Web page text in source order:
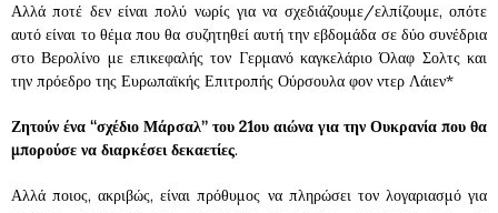
Αλλά ποτέ δεν είναι πολύ νωρίς για να σχεδιάζουμε/ελπίζουμε, οπότε
αυτό είναι το θέμα που θα συζητηθεί αυτή την εβδομάδα σε δύο συνέδρια
στο Βερολίνο με επικεφαλής τον Γερμανό καγκελάριο Όλαφ Σολτς και
την πρόεδρο της Ευρωπαϊκής Επιτροπής Ούρσουλα φον ντερ Λάιεν*
Ζητούν ένα “σχέδιο Μάρσαλ” του 21ου αιώνα για την Ουκρανία που θα
μπορούσε να διαρκέσει δεκαετίες.
Αλλά ποιος, ακριβώς, είναι πρόθυμος να πληρώσει τον λογαριασμό για